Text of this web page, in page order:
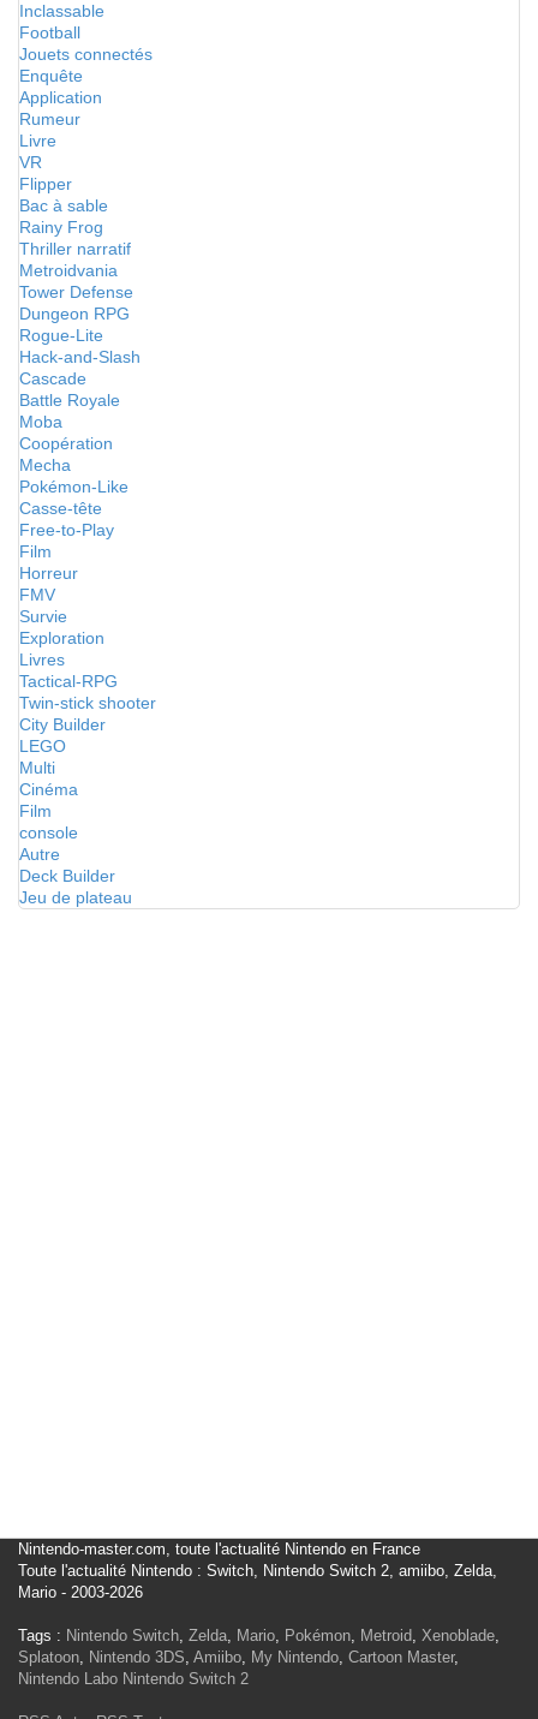
Inclassable
Football
Jouets connectés
Enquête
Application
Rumeur
Livre
VR
Flipper
Bac à sable
Rainy Frog
Thriller narratif
Metroidvania
Tower Defense
Dungeon RPG
Rogue-Lite
Hack-and-Slash
Cascade
Battle Royale
Moba
Coopération
Mecha
Pokémon-Like
Casse-tête
Free-to-Play
Film
Horreur
FMV
Survie
Exploration
Livres
Tactical-RPG
Twin-stick shooter
City Builder
LEGO
Multi
Cinéma
Film
console
Autre
Deck Builder
Jeu de plateau
Nintendo-master.com, toute l'actualité Nintendo en France
Toute l'actualité Nintendo : Switch, Nintendo Switch 2, amiibo, Zelda,
Mario - 2003-2026
Tags : Nintendo Switch, Zelda, Mario, Pokémon, Metroid, Xenoblade,
Splatoon, Nintendo 3DS, Amiibo, My Nintendo, Cartoon Master,
Nintendo Labo Nintendo Switch 2